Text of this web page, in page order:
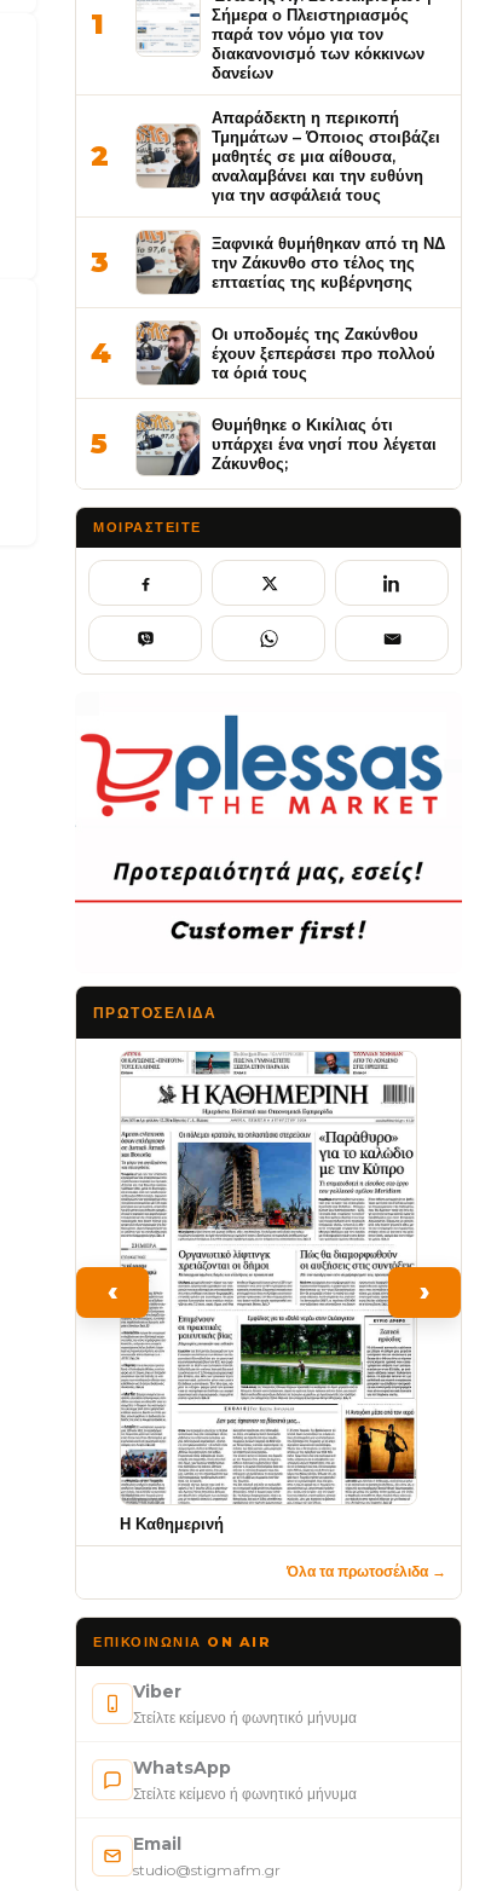
1
Σήμερα ο Πλειστηριασμός
παρά τον νόμο για τον
διακανονισμό των κόκκινων
δανείων
2
Απαράδεκτη η περικοπή
Τμημάτων – Όποιος στοιβάζει
μαθητές σε μια αίθουσα,
αναλαμβάνει και την ευθύνη
για την ασφάλειά τους
3
Ξαφνικά θυμήθηκαν από τη ΝΔ
την Ζάκυνθο στο τέλος της
επταετίας της κυβέρνησης
4
Οι υποδομές της Ζακύνθου
έχουν ξεπεράσει προ πολλού
τα όριά τους
5
Θυμήθηκε ο Κικίλιας ότι
υπάρχει ένα νησί που λέγεται
Ζάκυνθος;
ΜΟΙΡΑΣΤΕΊΤΕ
ΠΡΩΤΟΣΈΛΙΔΑ
‹
Η Καθημερινή
›
Όλα τα πρωτοσέλιδα →
ΕΠΙΚΟΙΝΩΝΊΑ ON AIR
Viber
Στείλτε κείμενο ή φωνητικό μήνυμα
WhatsApp
Στείλτε κείμενο ή φωνητικό μήνυμα
Email
studio@stigmafm.gr